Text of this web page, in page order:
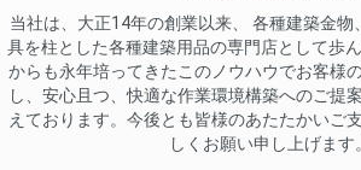
当社は、大正14年の創業以来、 各種建築金物
具を柱とした各種建築用品の専門店として歩
からも永年培ってきたこのノウハウでお客様
し、安心且つ、快適な作業環境構築へのご提
えております。今後とも皆様のあたたかいご
しくお願い申し上げます。